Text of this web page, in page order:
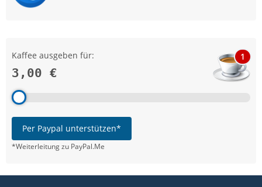
Kaffee ausgeben für:
3,00 €
1
Per Paypal unterstützen*
*Weiterleitung zu PayPal.Me